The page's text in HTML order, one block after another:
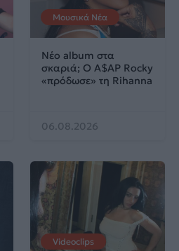
Μουσικά Νέα
Νέο album στα
σκαριά; Ο A$AP Rocky
«πρόδωσε» τη Rihanna
06.08.2026
Videoclips